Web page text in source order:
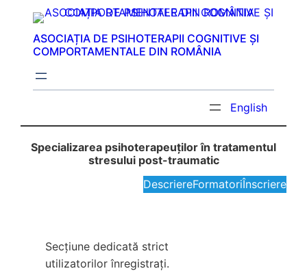
conținut
ASOCIAȚIA DE PSIHOTERAPII COGNITIVE ȘI
COMPORTAMENTALE DIN ROMÂNIA
English
Specializarea psihoterapeuților în tratamentul
stresului post-traumatic
DescriereFormatoriÎnscriere
Secțiune dedicată strict
utilizatorilor înregistrați.